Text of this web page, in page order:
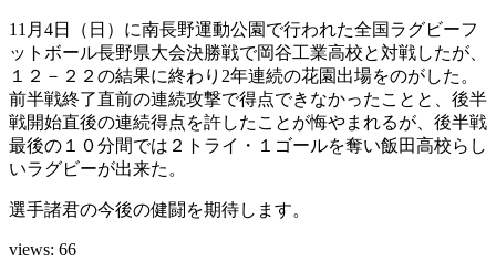
11月4日（日）に南長野運動公園で行われた全国ラグビーフ
ットボール長野県大会決勝戦で岡谷工業高校と対戦したが、
１２－２２の結果に終わり2年連続の花園出場をのがした。
前半戦終了直前の連続攻撃で得点できなかったことと、後半
戦開始直後の連続得点を許したことが悔やまれるが、後半戦
最後の１０分間では２トライ・１ゴールを奪い飯田高校らし
いラグビーが出来た。
選手諸君の今後の健闘を期待します。
views: 66